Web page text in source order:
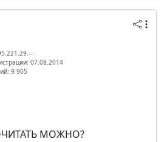
07.08.2014
9 905
МОЖНО?